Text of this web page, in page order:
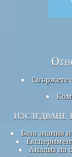
Свържете
изследване
База знания
Анализ на